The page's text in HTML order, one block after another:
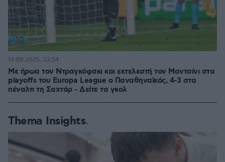
Με ήρωα τον Ντραγκόφσκι και εκτελεστή τον Μαντσίνι στα
playoffs του Europa League ο Παναθηναϊκός, 4-3 στα
πέναλτι τη Σαχτάρ - Δείτε τα γκολ
14.08.2025, 23:54
Thema Insights